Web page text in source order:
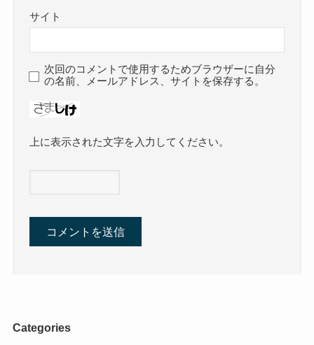
サイト
次回のコメントで使用するためブラウザーに自分
の名前、メールアドレス、サイトを保存する。
上に表示された文字を入力してください。
Categories